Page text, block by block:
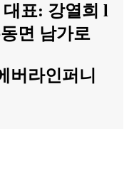
대표: 강열희 l
면 남가로
버라인퍼니